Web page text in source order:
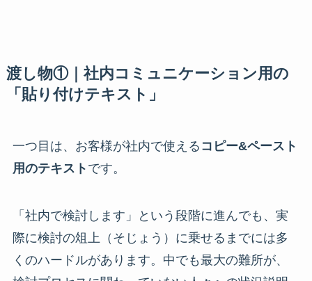
渡し物①｜社内コミュニケーション用の
「貼り付けテキスト」
一つ目は、お客様が社内で使える コピー&ペースト
用のテキスト です。
「社内で検討します」という段階に進んでも、実
際に検討の俎上（そじょう）に乗せるまでには多
くのハードルがあります。中でも最大の難所が、